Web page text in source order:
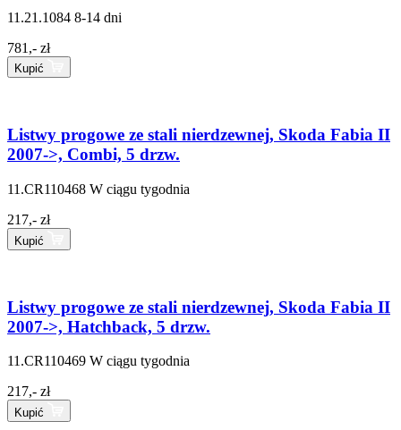
11.21.1084 8-14 dni
781,- zł
Kupić
Listwy progowe ze stali nierdzewnej, Skoda Fabia II
2007->, Combi, 5 drzw.
11.CR110468 W ciągu tygodnia
217,- zł
Kupić
Listwy progowe ze stali nierdzewnej, Skoda Fabia II
2007->, Hatchback, 5 drzw.
11.CR110469 W ciągu tygodnia
217,- zł
Kupić